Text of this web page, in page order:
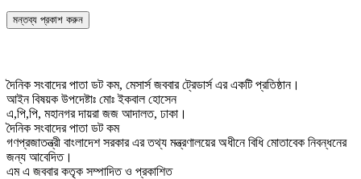
দৈনিক সংবাদের পাতা ডট কম, মেসার্স জববার ট্রেডার্স এর একটি প্রতিষ্ঠান।
আইন বিষয়ক উপদেষ্টাঃ মোঃ ইকবাল হোসেন
এ,পি,পি, মহানগর দায়রা জজ আদালত, ঢাকা।
দৈনিক সংবাদের পাতা ডট কম
গণপ্রজাতন্ত্রী বাংলাদেশ সরকার এর তথ্য মন্ত্রণালয়ের অধীনে বিধি মোতাবেক নিবন্ধনের
জন্য আবেদিত।
এম এ জববার কতৃক সম্পাদিত ও প্রকাশিত